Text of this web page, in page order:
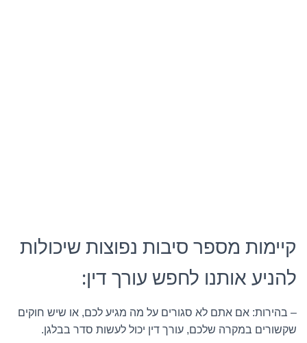
קיימות מספר סיבות נפוצות שיכולות
להניע אותנו לחפש עורך דין:
– בהירות: אם אתם לא סגורים על מה מגיע לכם, או שיש חוקים
שקשורים במקרה שלכם, עורך דין יכול לעשות סדר בבלגן.